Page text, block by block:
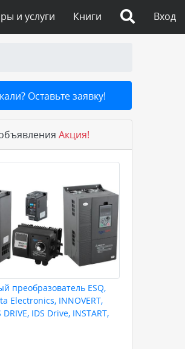
Вход
Книги
и услуги
Оставьте заявку!
Акция!
преобразователь ESQ,
Electronics, INNOVERT,
DRIVE, IDS Drive, INSTART,
для любых задач